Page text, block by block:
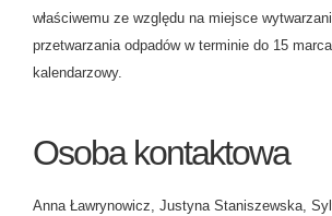
właściwemu ze względu na miejsce
przetwarzania odpadów w terminie do 15
kalendarzowy.
Osoba kontaktowa
Anna Ławrynowicz, Justyna Staniszewska,